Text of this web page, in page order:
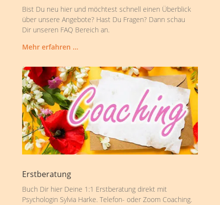
Bist Du neu hier und möchtest schnell einen Überblick
über unsere Angebote? Hast Du Fragen? Dann schau
Dir unseren FAQ Bereich an.
Mehr erfahren …
Erstberatung
Buch Dir hier Deine 1:1 Erstberatung direkt mit
Psychologin Sylvia Harke. Telefon- oder Zoom Coaching.